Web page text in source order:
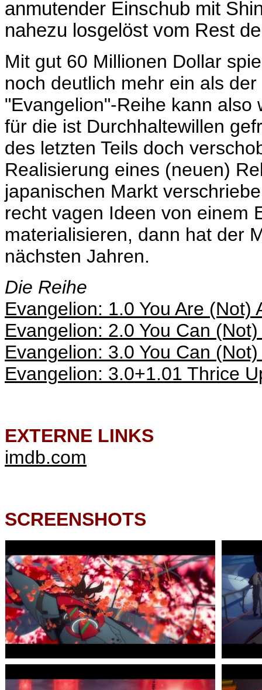
anmutender Einschub mit
nahezu losgelöst vom Rest
Mit gut 60 Millionen Dollar
noch deutlich mehr ein als
"Evangelion"-Reihe kann
für die ist Durchhaltewillen
des letzten Teils doch
Realisierung eines (neuen)
japanischen Markt
recht vagen Ideen von einem
materialisieren, dann hat der
nächsten Jahren.
Die Reihe
Evangelion: 1.0 You Are (Not)
Evangelion: 2.0 You Can
Evangelion: 3.0 You Can
Evangelion: 3.0+1.01 Thrice
EXTERNE LINKS
imdb.com
SCREENSHOTS